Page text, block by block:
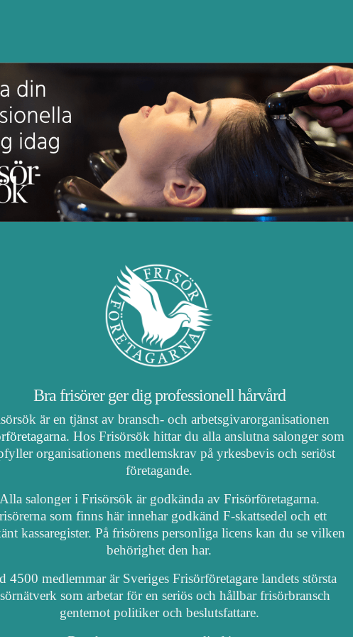
Bra frisörer ger dig professionell hårvård
är en tjänst av bransch- och arbetsgivarorganisationen
. Hos Frisörsök hittar du alla anslutna salonger som
organisationens medlemskrav på yrkesbevis och seriöst
företagande.
salonger i Frisörsök är godkända av Frisörföretagarna.
som finns här innehar godkänd F-skattsedel och ett
kassaregister. På frisörens personliga licens kan du se vilken
behörighet den har.
4500 medlemmar är Sveriges Frisörföretagare landets största
som arbetar för en seriös och hållbar frisörbransch
gentemot politiker och beslutsfattare.